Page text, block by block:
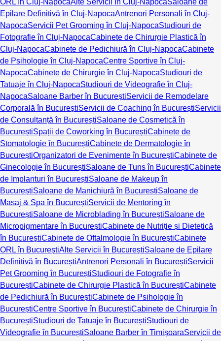
ORL în Cluj-NapocaAlte Servicii în Cluj-NapocaSaloane de
Epilare Definitivă în Cluj-NapocaAntrenori Personali în Cluj-
NapocaServicii Pet Grooming în Cluj-NapocaStudiouri de
Fotografie în Cluj-NapocaCabinete de Chirurgie Plastică în
Cluj-NapocaCabinete de Pedichiură în Cluj-NapocaCabinete
de Psihologie în Cluj-NapocaCentre Sportive în Cluj-
NapocaCabinete de Chirurgie în Cluj-NapocaStudiouri de
Tatuaje în Cluj-NapocaStudiouri de Videografie în Cluj-
NapocaSaloane Barber în BucureștiServicii de Remodelare
Corporală în BucureștiServicii de Coaching în BucureștiServicii
de Consultanță în BucureștiSaloane de Cosmetică în
BucureștiSpații de Coworking în BucureștiCabinete de
Stomatologie în BucureștiCabinete de Dermatologie în
BucureștiOrganizatori de Evenimente în BucureștiCabinete de
Ginecologie în BucureștiSaloane de Tuns în BucureștiCabinete
de Implanturi în BucureștiSaloane de Makeup în
BucureștiSaloane de Manichiură în BucureștiSaloane de
Masaj & Spa în BucureștiServicii de Mentoring în
BucureștiSaloane de Microblading în BucureștiSaloane de
Micropigmentare în BucureștiCabinete de Nutriție și Dietetică
în BucureștiCabinete de Oftalmologie în BucureștiCabinete
ORL în BucureștiAlte Servicii în BucureștiSaloane de Epilare
Definitivă în BucureștiAntrenori Personali în BucureștiServicii
Pet Grooming în BucureștiStudiouri de Fotografie în
BucureștiCabinete de Chirurgie Plastică în BucureștiCabinete
de Pedichiură în BucureștiCabinete de Psihologie în
BucureștiCentre Sportive în BucureștiCabinete de Chirurgie în
BucureștiStudiouri de Tatuaje în BucureștiStudiouri de
Videografie în BucureștiSaloane Barber în TimișoaraServicii de